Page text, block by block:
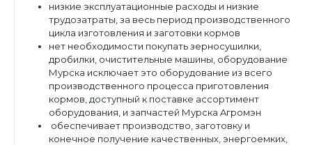
низкие эксплуатационные расходы и низкие
трудозатраты, за весь период производственного
цикла изготовления и заготовки кормов
нет необходимости покупать зерносушилки,
дробилки, очистительные машины, оборудование
Мурска исключает это оборудование из всего
производственного процесса приготовления
кормов, доступный к поставке ассортимент
оборудования, и запчастей Мурска Aгрoмэн
обеспечивает производство, заготовку и
конечное получение качественных, энергоемких,